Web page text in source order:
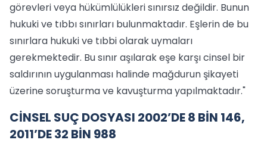
görevleri veya hükümlülükleri sınırsız değildir. Bunun
hukuki ve tıbbı sınırları bulunmaktadır. Eşlerin de bu
sınırlara hukuki ve tıbbi olarak uymaları
gerekmektedir. Bu sınır aşılarak eşe karşı cinsel bir
saldırının uygulanması halinde mağdurun şikayeti
üzerine soruşturma ve kavuşturma yapılmaktadır."
CİNSEL SUÇ DOSYASI 2002’DE 8 BİN 146,
2011’DE 32 BİN 988